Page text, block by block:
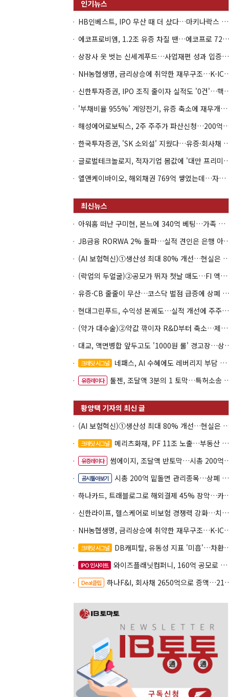
HB인베스트, IPO 무산 때 더 샀다…마키나락스 투자 2.7배 회수
에코프로비엠, 1.2조 유증 차질 땐…에코프로 7270억 '독박'
상장사 옷 벗는 신세계푸드…사업재편 성과 입증할까
NH농협생명, 금리상승에 취
신한투자증권, IPO 조직 줄
'부채비율 955%' 계양전기, 유증 축소에 재무개선 효과 '뚝'
해성에어로보틱스, 2주 주주가 파산
한국투자증권, 'SK 소외설' 지웠
글로벌테크놀로지, 적자기업 몸값
엘앤케이바이오, 해외채권 769억 쌓였는데…자회사 4곳 자본잠식
아워홈 떠난 구미현, 본느에 340억 베팅…가족 지배체제 구축
JB금융 RORWA 2% 돌파…실
(AI 보험혁신)①생산성 최대 80%
(락업의 두얼굴)②공모가 뛰자 첫날 매도…FI 엑시트 전략 갈렸다
유증·CB 줄줄이 무산…코스닥 벌점 급증에 상폐 압박
현대그린푸드, 수익성 본궤도…실적 개선에 주주환원까지
(약가 대수술)②약값 깎이자 R&D부터 축소…제약업계 비상경영 돌입
대교, 액면병합 앞두고
크레딧 시그널 네패스, AI 수혜에도 레버리지 부담 여전
유증레이다 툴젠, 조달액 3분의 1 토막…특허소송 비용부터 챙긴다
(AI 보험혁신)①생산성 최대 80%
크레딧 시그널 메리츠화재, PF 11조 노출…부동산 사업성 저하 우려
유증레이다 썸에이지, 조달액 반토막…시총 200억 못 넘으면 철회
공시톺아보기
시총 200억 밑돌면 관리종목…상폐 피하려면
하나카드, 트래블로그로 해
신한라이프, 헬스케어로 비보험 경쟁력 강화…치매·간병 공략
NH농협생명, 금리상승에 취
크레딧 시그널 DB캐피탈, 유동성 지표 '미흡'…차환 부담 커진다
IPO 인사이트 와이즈플래닛컴퍼니, 160억 공모로 글로벌 확장
Deal클립 하나F&I, 회사채 2650억으로 증액…2150억은 차환